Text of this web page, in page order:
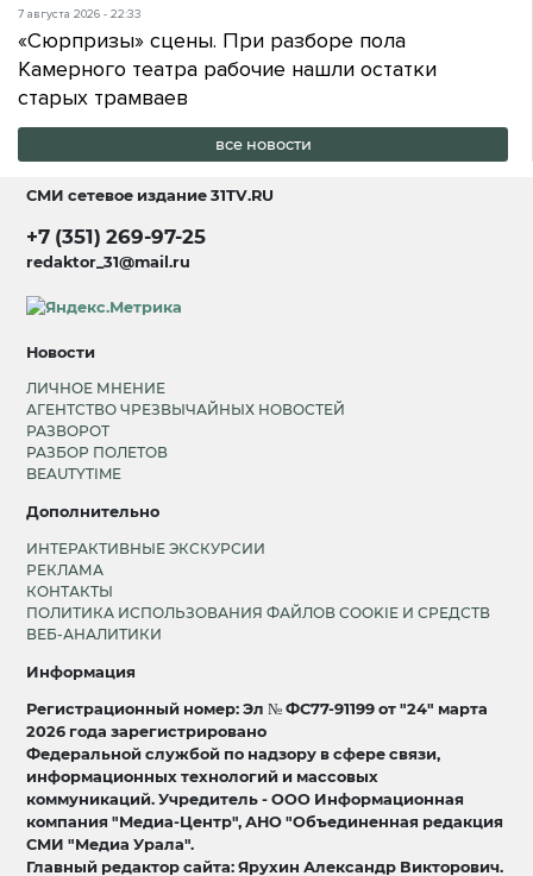
7 августа 2026 - 22:33
«Сюрпризы» сцены. При разборе пола
Камерного театра рабочие нашли остатки
старых трамваев
все новости
СМИ сетевое издание31TV.RU
+7 (351) 269-97-25
redaktor_31@mail.ru
Новости
ЛИЧНОЕ МНЕНИЕ
АГЕНТСТВО ЧРЕЗВЫЧАЙНЫХ НОВОСТЕЙ
РАЗВОРОТ
РАЗБОР ПОЛЕТОВ
BEAUTYTIME
Дополнительно
ИНТЕРАКТИВНЫЕ ЭКСКУРСИИ
РЕКЛАМА
КОНТАКТЫ
ПОЛИТИКА ИСПОЛЬЗОВАНИЯ ФАЙЛОВ COOKIE И СРЕДСТВ
ВЕБ-АНАЛИТИКИ
Информация
Регистрационный номер: Эл № ФС77-91199 от "24" марта
2026 года зарегистрировано
Федеральной службой по надзору в сфере связи,
информационных технологий и массовых
коммуникаций. Учредитель - ООО Информационная
компания "Медиа-Центр", АНО "Объединенная редакция
СМИ "Медиа Урала".
Главный редактор сайта: Ярухин Александр Викторович.